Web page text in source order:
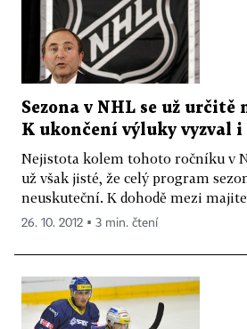
Sezona v NHL se už určitě
K ukončení výluky vyzval i
Nejistota kolem tohoto ročníku v
už však jisté, že celý program
neuskuteční. K dohodě mezi
26. 10. 2012 ▪ 3 min. čtení